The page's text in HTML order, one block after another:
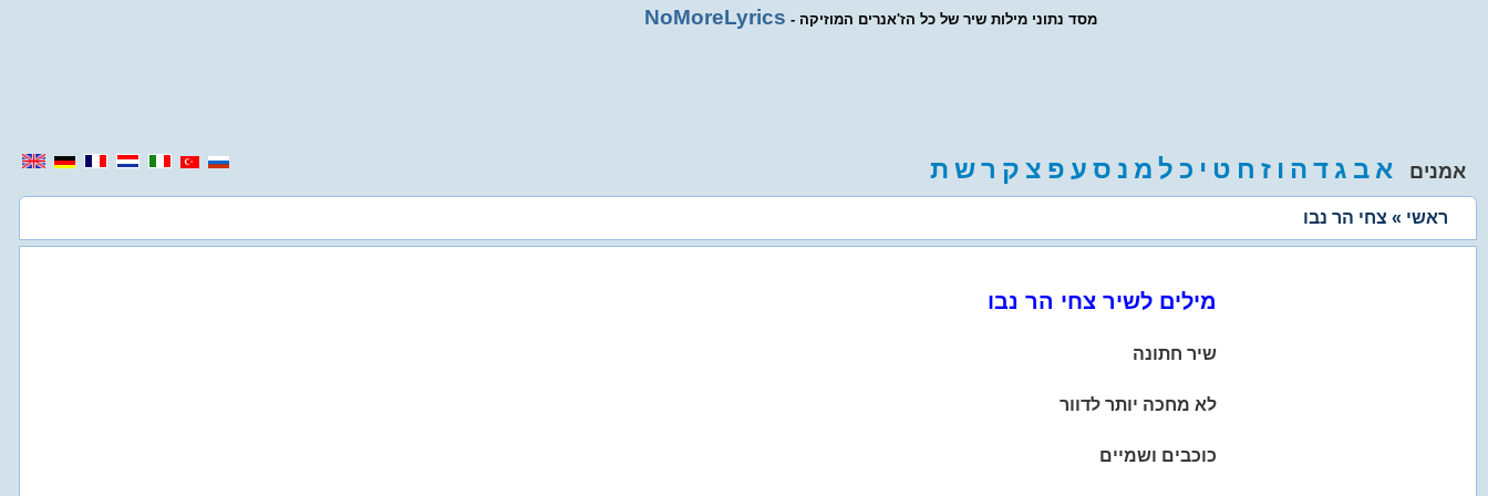
NoMoreLyrics - מסד נתוני מילות שיר של כל הז'אנרים המוזיקה
אמנים א ב ג ד ה ו ז ח ט י כ ל מ נ ס ע פ צ ק רש ת
ראשי » צחי הר נבו
מילים לשיר צחי הר נבו
שיר חתונה
לא מחכה יותר לדוור
כוכבים ושמיים